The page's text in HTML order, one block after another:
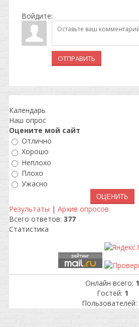
Войдите:
ОТПРАВИТЬ
Календарь
Наш опрос
Оцените мой сайт
Отлично
Хорошо
Неплохо
Плохо
Ужасно
Результаты | Архив опросов
Всего ответов: 377
Статистика
Онлайн всего: 1
Гостей: 1
Пользователей: